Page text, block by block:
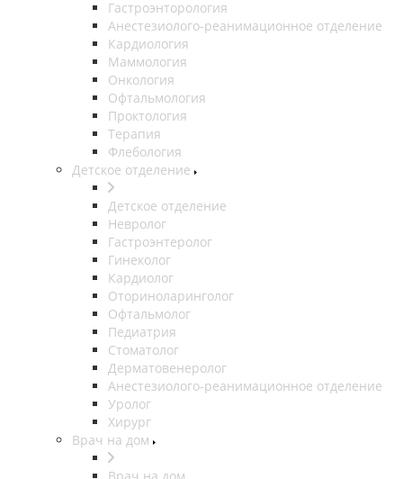
Гастроэнторология
Анестезиолого-реанимационное отделение
Кардиология
Маммология
Онкология
Офтальмология
Проктология
Терапия
Флебология
Детское отделение
Детское отделение
Невролог
Гастроэнтеролог
Гинеколог
Кардиолог
Оториноларинголог
Офтальмолог
Педиатрия
Стоматолог
Дерматовенеролог
Анестезиолого-реанимационное отделение
Уролог
Хирург
Врач на дом